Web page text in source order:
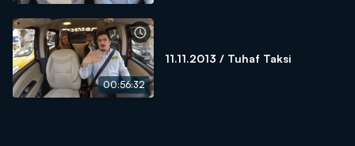
00:56:32
11.11.2013 / Tuhaf Taksi